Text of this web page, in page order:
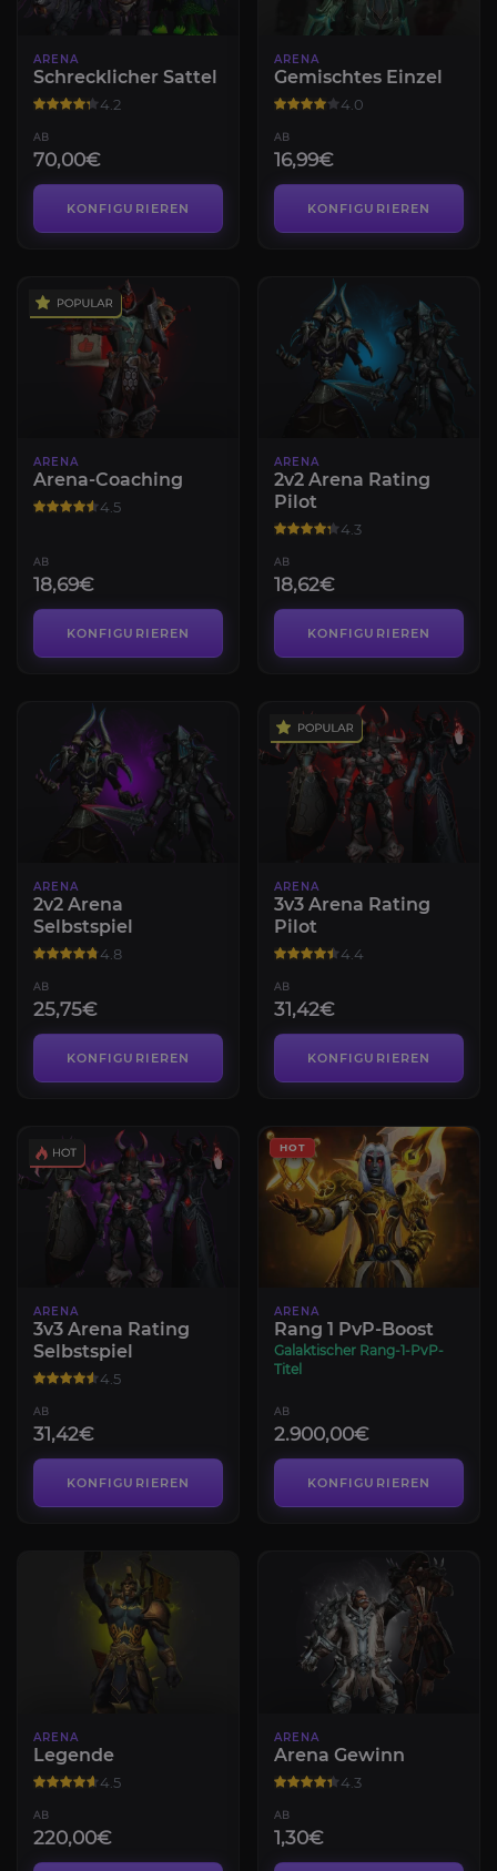
ARENA
Schrecklicher Sattel
4.2
AB
70,00€
KONFIGURIEREN
ARENA
Gemischtes Einzel
4.0
AB
16,99€
KONFIGURIEREN
ARENA
Arena-Coaching
4.5
AB
18,69€
KONFIGURIEREN
ARENA
2v2 Arena Rating
Pilot
4.3
AB
18,62€
KONFIGURIEREN
ARENA
2v2 Arena
Selbstspiel
4.8
AB
25,75€
KONFIGURIEREN
ARENA
3v3 Arena Rating
Pilot
4.4
AB
31,42€
KONFIGURIEREN
ARENA
3v3 Arena Rating
Selbstspiel
4.5
AB
31,42€
KONFIGURIEREN
HOT
ARENA
Rang 1 PvP-Boost
Galaktischer Rang-1-PvP-
Titel
AB
2.900,00€
KONFIGURIEREN
ARENA
Legende
4.5
AB
220,00€
ARENA
Arena Gewinn
4.3
AB
1,30€